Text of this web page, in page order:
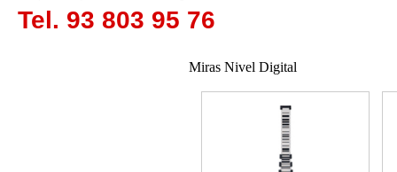
Tel. 93 803 95 76
Miras Nivel Digital